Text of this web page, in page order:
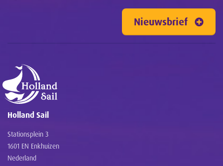
Nieuwsbrief
Holland Sail
Stationsplein 3
1601 EN Enkhuizen
Nederland